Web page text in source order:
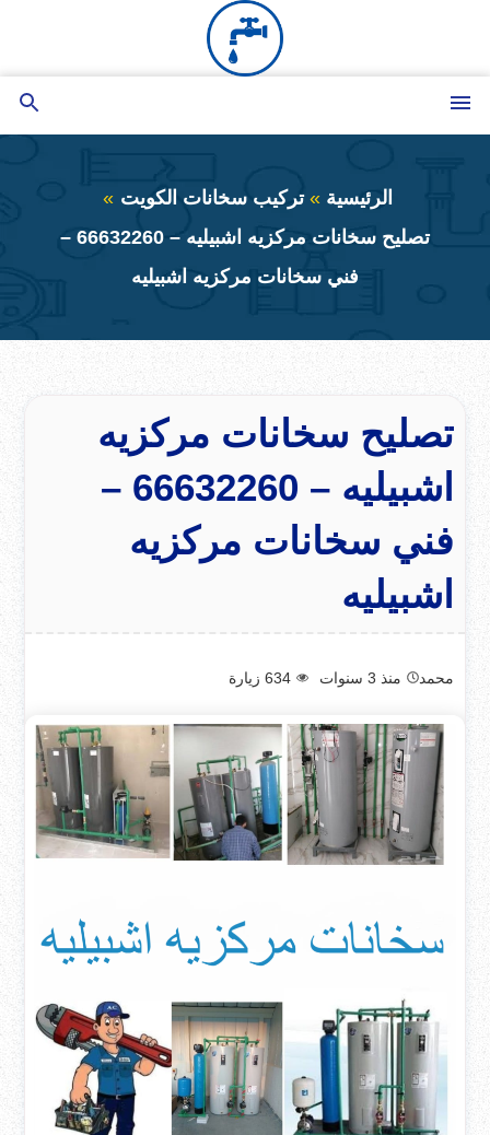
المحتوى
الرئيسية
تركيب سخانات الكويت
تصليح سخانات مركزيه اشبيليه – 66632260 –
فني سخانات مركزيه اشبيليه
تصليح سخانات مركزيه
اشبيليه – 66632260 –
فني سخانات مركزيه
اشبيليه
محمد منذ 3 سنوات 634 زيارة